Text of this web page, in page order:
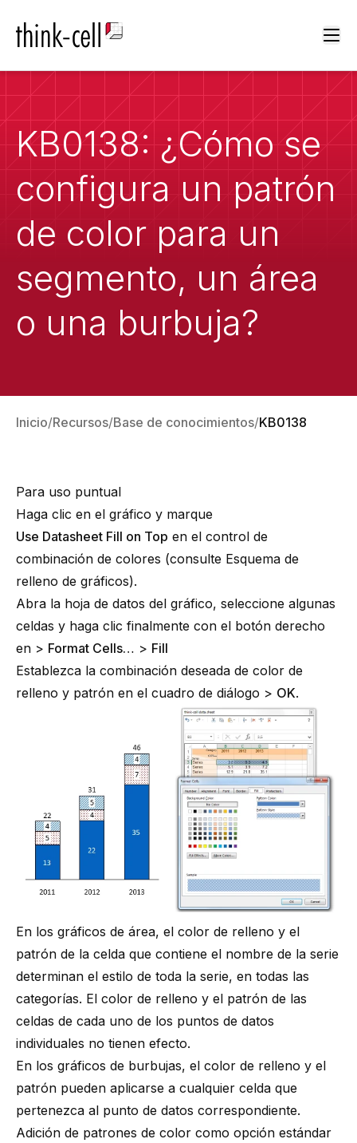
KB0138: ¿Cómo se
configura un patrón
de color para un
segmento, un área
o una burbuja?
Inicio Recursos Base de conocimientos KB0138
Para uso puntual
Haga clic en el gráfico y marque
Use Datasheet Fill on Top en el control de
combinación de colores (consulte Esquema de
relleno de gráficos).
Abra la hoja de datos del gráfico, seleccione algunas
celdas y haga clic finalmente con el botón derecho
en > Format Cells… > Fill
Establezca la combinación deseada de color de
relleno y patrón en el cuadro de diálogo > OK.
En los gráficos de área, el color de relleno y el
patrón de la celda que contiene el nombre de la serie
determinan el estilo de toda la serie, en todas las
categorías. El color de relleno y el patrón de las
celdas de cada uno de los puntos de datos
individuales no tienen efecto.
En los gráficos de burbujas, el color de relleno y el
patrón pueden aplicarse a cualquier celda que
pertenezca al punto de datos correspondiente.
Adición de patrones de color como opción estándar